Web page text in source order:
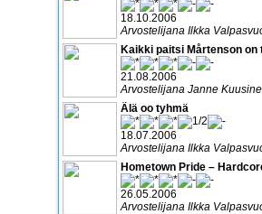
18.10.2006
Arvostelijana Ilkka
Kaikki paitsi Mårtenson on
21.08.2006
Arvostelijana Janne
Älä oo tyhmä
18.07.2006
Arvostelijana Ilkka
Hometown Pride –
26.05.2006
Arvostelijana Ilkka